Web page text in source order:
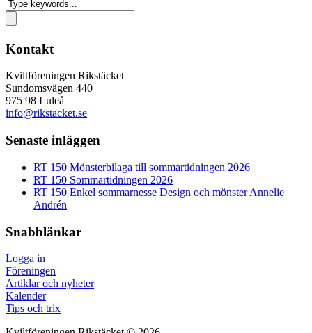
Kontakt
Kviltföreningen Rikstäcket
Sundomsvägen 440
975 98 Luleå
info@rikstacket.se
Senaste inläggen
RT 150 Mönsterbilaga till sommartidningen 2026
RT 150 Sommartidningen 2026
RT 150 Enkel sommarnesse Design och mönster Annelie
Andrén
Snabblänkar
Logga in
Föreningen
Artiklar och nyheter
Kalender
Tips och trix